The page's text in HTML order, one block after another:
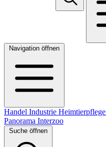
Navigation öffnen
Handel Industrie Heimtierpflege
Panorama Interzoo
Suche öffnen